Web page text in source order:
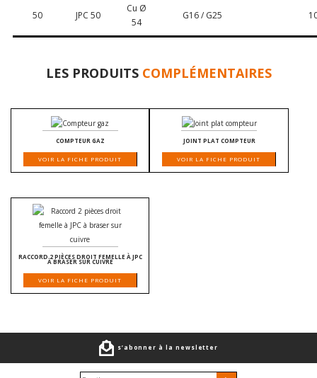
50 JPC 50
Cu Ø
54
G16 / G25
LES PRODUITS COMPLÉMENTAIRES
COMPTEUR GAZ
VOIR LA FICHE PRODUIT
JOINT PLAT COMPTEUR
VOIR LA FICHE PRODUIT
RACCORD 2 PIÈCES DROIT FEMELLE À JPC
À BRASER SUR CUIVRE
VOIR LA FICHE PRODUIT
s’abonner à la newsletter